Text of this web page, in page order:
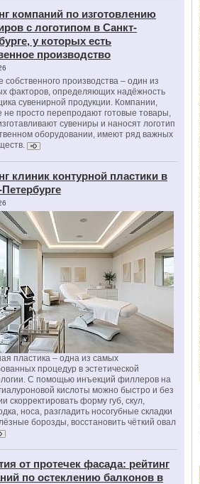
компаний по изготовлению
с логотипом в Санкт-
у которых есть
производство
собственного производства – один из
факторов, определяющих надёжность
сувенирной продукции. Компании,
не просто перепродают готовые товары,
сувениры и наносят логотип
оборудовании, имеют ряд важных
клиник контурной пластики в
пластика – одна из самых
процедур в эстетической
С помощью инъекций филлеров на
кислоты можно быстро и без
скорректировать форму губ, скул,
носа, разгладить носогубные складки
борозды, восстановить чёткий овал
от протечек фасада: рейтинг
по остеклению балконов в